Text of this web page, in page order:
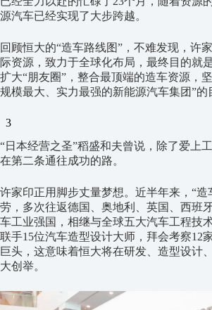
源汽车已经实现了大步跨越。
回顾恒大的“造车路线图”，不难发现，许
际资源，致力于全球化布局，最终目的就
扩大“朋友圈”，整合最顶端的造车资源，
规模最大、实力最强的新能源汽车集团”的
3
“日本经营之圣”稻盛和夫曾说，除了爱上
在第二条通往成功的路。
许家印正用脚步丈量梦想。近半年来，“造
劳，多次往返德国、奥地利、英国、西班
车工业强国，相继与全球五大汽车工程技
联手15位汽车造型设计大师，拜会考察12
巨头，这意味着恒大将在研发、造型设计
大创举。